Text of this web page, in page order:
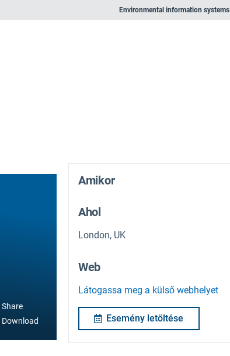
Environmental information systems
Share
Download
Amikor
Ahol
London, UK
Web
Látogassa meg a külső webhelyet
Esemény letöltése